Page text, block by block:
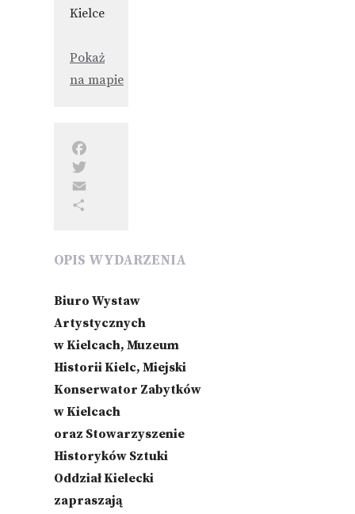
Kielce
Pokaż
na mapie
Facebook
Twitter
Email
OPIS WYDARZENIA
Biuro Wystaw
Artystycznych
w Kielcach, Muzeum
Historii Kielc, Miejski
Konserwator Zabytków
w Kielcach
oraz Stowarzyszenie
Historyków Sztuki
Oddział Kielecki
zapraszają